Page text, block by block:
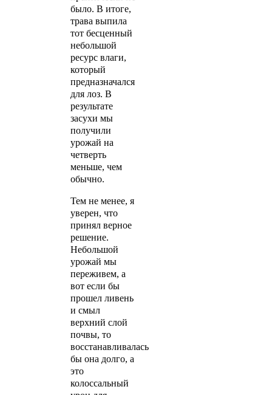
было. В итоге,
трава выпила
тот бесценный
небольшой
ресурс влаги,
который
предназначался
для лоз. В
результате
засухи мы
получили
урожай на
четверть
меньше, чем
обычно.
Тем не менее, я
уверен, что
принял верное
решение.
Небольшой
урожай мы
переживем, а
вот если бы
прошел ливень
и смыл
верхний слой
почвы, то
восстанавливалась
бы она долго, а
это
колоссальный